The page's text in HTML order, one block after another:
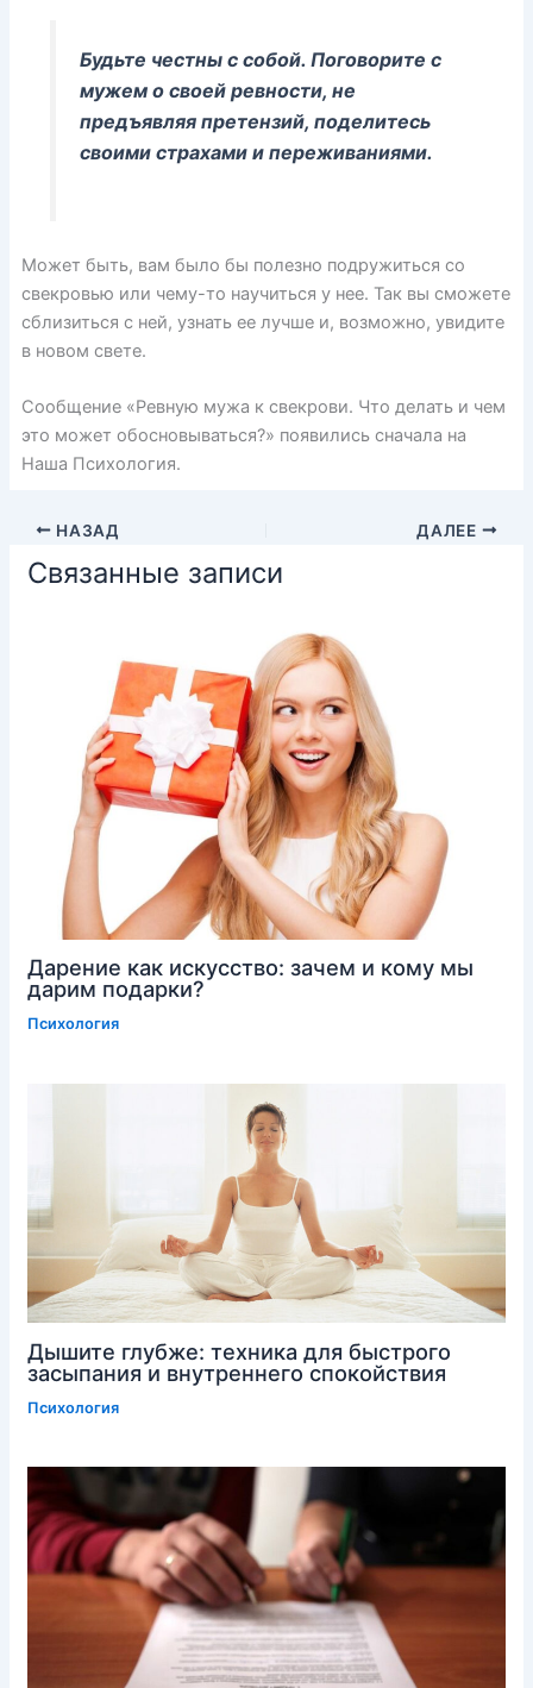
Будьте честны с собой. Поговорите с
мужем о своей ревности, не
предъявляя претензий, поделитесь
своими страхами и переживаниями.
Может быть, вам было бы полезно подружиться со
свекровью или чему-то научиться у нее. Так вы сможете
сблизиться с ней, узнать ее лучше и, возможно, увидите
в новом свете.
Сообщение «Ревную мужа к свекрови. Что делать и чем
это может обосновываться?» появились сначала на
Наша Психология.
НАЗАД ДАЛЕЕ
Связанные записи
Дарение как искусство: зачем и кому мы
дарим подарки?
Психология
Дышите глубже: техника для быстрого
засыпания и внутреннего спокойствия
Психология